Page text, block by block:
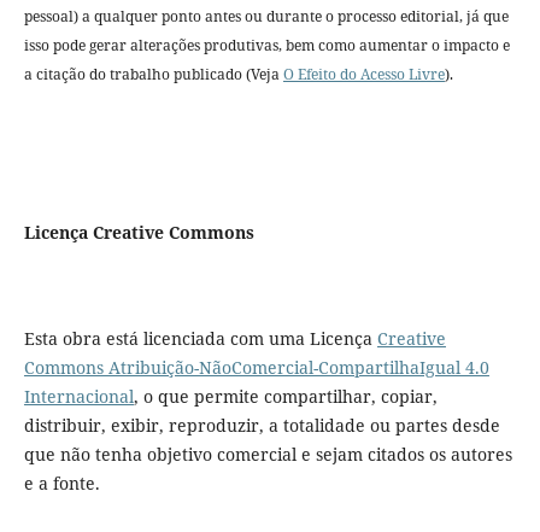
pessoal) a qualquer ponto antes ou durante o processo editorial, já que
isso pode gerar alterações produtivas, bem como aumentar o impacto e
a citação do trabalho publicado (VejaO Efeito do Acesso Livre).
Licença Creative Commons
Esta obra está licenciada com uma Licença Creative
Commons Atribuição-NãoComercial-CompartilhaIgual 4.0
Internacional, o que permite compartilhar, copiar,
distribuir, exibir, reproduzir, a totalidade ou partes desde
que não tenha objetivo comercial e sejam citados os autores
e a fonte.